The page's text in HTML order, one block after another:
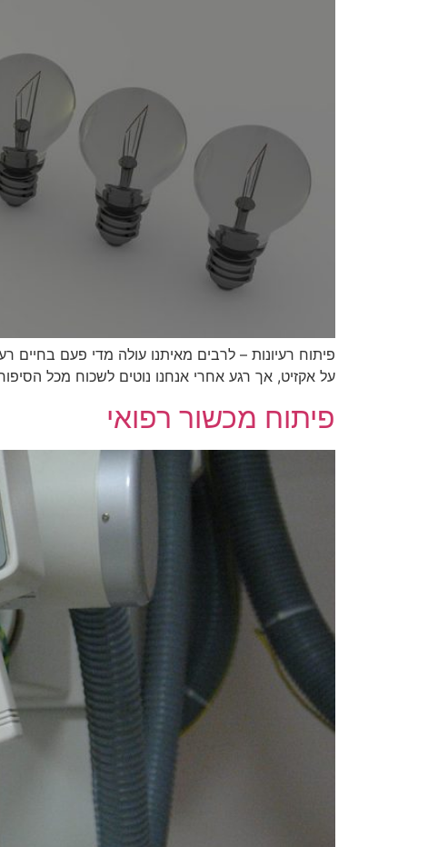
פיתוח רעיונות – לרבים מאיתנו עולה מדי פעם בחיים
על אקזיט, אך רגע אחרי אנחנו נוטים לשכוח מכל
פיתוח מכשור רפואי